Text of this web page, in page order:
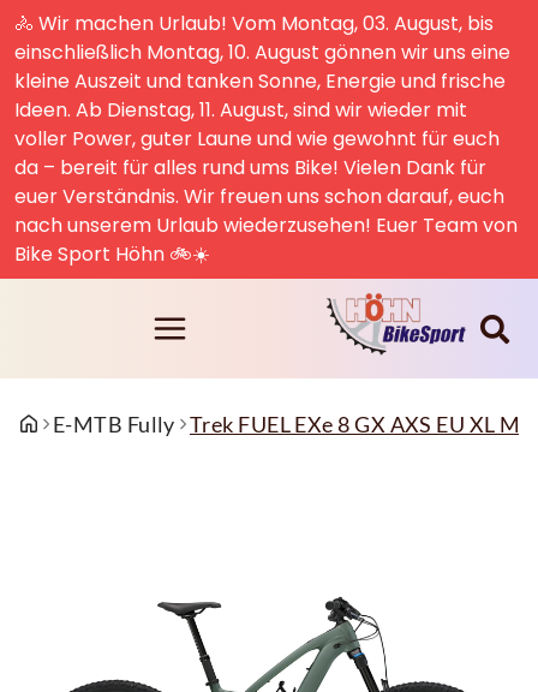
🚴 Wir machen Urlaub! Vom Montag, 03. August, bis
einschließlich Montag, 10. August gönnen wir uns eine
kleine Auszeit und tanken Sonne, Energie und frische
Ideen. Ab Dienstag, 11. August, sind wir wieder mit
voller Power, guter Laune und wie gewohnt für euch
da – bereit für alles rund ums Bike! Vielen Dank für
euer Verständnis. Wir freuen uns schon darauf, euch
nach unserem Urlaub wiederzusehen! Euer Team von
Bike Sport Höhn 🚲☀️
E-MTB Fully Trek FUEL EXe 8 GX AXS EU XL